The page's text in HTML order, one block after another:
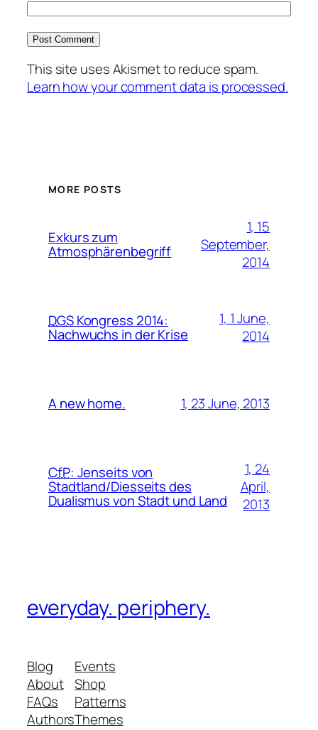
This site uses Akismet to reduce spam.
Learn how your comment data is processed.
MORE POSTS
Exkurs zum
Atmosphärenbegriff
1, 15
September,
2014
DGSKongress 2014:
Nachwuchs in der Krise
1, 1 June,
2014
A new home. 1, 23 June, 2013
CfP: Jenseits von
Stadtland/Diesseits des
Dualismus von Stadt und Land
1, 24
April,
2013
everyday. periphery.
Blog
About
FAQs
Authors
Events
Shop
Patterns
Themes